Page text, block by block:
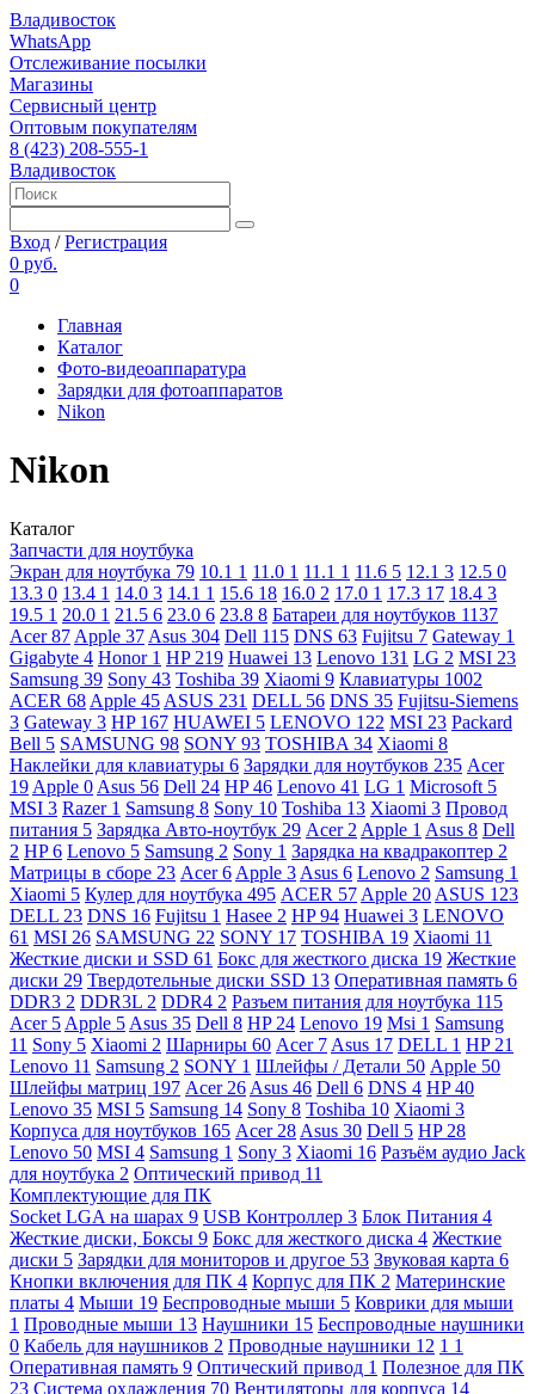
Владивосток
WhatsApp
Отслеживание посылки
Магазины
Сервисный центр
Оптовым покупателям
8 (423) 208-555-1
Владивосток
Вход /Регистрация
0 руб.
0
Главная
Каталог
Фото-видеоаппаратура
Зарядки для фотоаппаратов
Nikon
Nikon
Каталог
Запчасти для ноутбука
Экран для ноутбука 79 10.1 1 11.0 1 11.1 1 11.6 5 12.1 3 12.5 0
13.3 0 13.4 1 14.0 3 14.1 1 15.6 18 16.0 2 17.0 1 17.3 17 18.4 3
19.5 1 20.0 1 21.5 6 23.0 6 23.8 8 Батареи для ноутбуков 1137
Acer87 Apple 37 Asus 304 Dell 115 DNS 63 Fujitsu 7 Gateway 1
Gigabyte 4 Honor 1 HP 219 Huawei 13 Lenovo 131 LG 2 MSI 23
Samsung 39 Sony 43 Toshiba 39 Xiaomi 9 Клавиатуры 1002
ACER 68 Apple 45 ASUS 231 DELL 56 DNS 35 Fujitsu-Siemens
3 Gateway 3 HP 167 HUAWEI 5 LENOVO 122 MSI 23 Packard
Bell 5 SAMSUNG 98 SONY 93 TOSHIBA 34 Xiaomi 8
Наклейки для клавиатуры 6 Зарядки для ноутбуков 235 Acer
19 Apple 0 Asus 56 Dell 24 HP46 Lenovo 41 LG 1 Microsoft 5
MSI 3 Razer 1 Samsung 8 Sony 10 Toshiba 13 Xiaomi 3 Провод
питания 5 Зарядка Авто-ноутбук 29 Acer 2 Apple 1 Asus 8 Dell
2 HP6 Lenovo 5 Samsung 2 Sony 1 Зарядка на квадракоптер 2
Матрицы в сборе 23 Acer6 Apple 3 Asus 6 Lenovo 2 Samsung 1
Xiaomi 5 Кулер для ноутбука 495 ACER 57 Apple 20 ASUS 123
DELL 23 DNS 16 Fujitsu 1 Hasee 2 HP94 Huawei 3 LENOVO
61 MSI 26 SAMSUNG 22 SONY 17 TOSHIBA 19 Xiaomi 11
Жесткие диски и SSD 61 Бокс для жесткого диска 19 Жесткие
диски 29 Твердотельные диски SSD 13 Оперативная память 6
DDR3 2 DDR3L 2 DDR4 2 Разъем питания для ноутбука 115
Acer 5 Apple 5 Asus 35 Dell 8 HP 24 Lenovo 19 Msi 1 Samsung
11 Sony 5 Xiaomi 2 Шарниры 60 Acer 7 Asus 17 DELL 1 HP 21
Lenovo 11 Samsung 2 SONY 1 Шлейфы / Детали 50 Apple 50
Шлейфы матриц 197 Acer 26 Asus 46 Dell 6 DNS 4 HP40
Lenovo 35 MSI 5 Samsung 14 Sony 8 Toshiba 10 Xiaomi 3
Корпуса для ноутбуков 165 Acer 28 Asus 30 Dell 5 HP 28
Lenovo 50 MSI 4 Samsung 1 Sony 3 Xiaomi 16 Разъём аудио Jack
для ноутбука 2 Оптический привод 11
Комплектующие для ПК
Socket LGA на шарах 9 USB Контроллер 3 Блок Питания 4
Жесткие диски, Боксы 9 Бокс для жесткого диска 4 Жесткие
диски 5 Зарядки для мониторов и другое 53 Звуковая карта 6
Кнопки включения для ПК 4 Корпус для ПК 2 Материнские
платы 4 Мыши 19 Беспроводные мыши 5 Коврики для мыши
1 Проводные мыши 13 Наушники 15 Беспроводные наушники
0 Кабель для наушников 2 Проводные наушники 12 1 1
Оперативная память 9 Оптический привод 1 Полезное для ПК
23 Система охлаждения 70 Вентиляторы для корпуса 14